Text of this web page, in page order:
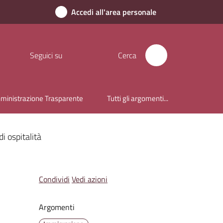
Accedi all'area personale
Seguici su Cerca
Trasparente Tutti gli argomenti...
ospitalità
Condividi Vedi azioni
Argomenti